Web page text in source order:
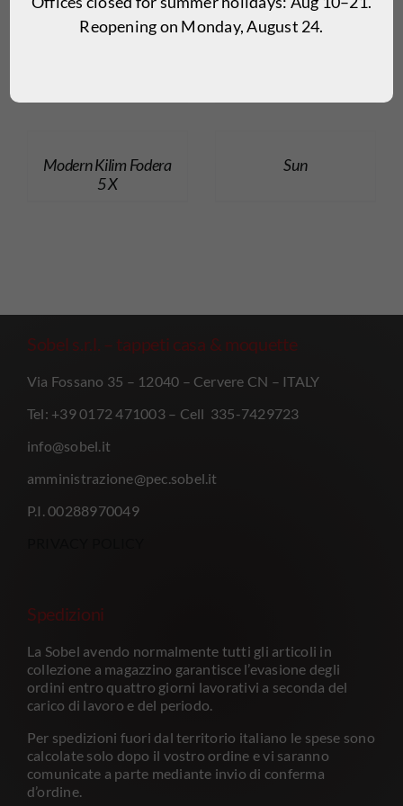
Alice 1330
Modern Kilim Fodera
5 X
Sun
Sobel s.r.l. – tappeti casa & moquette
Via Fossano 35 – 12040 – Cervere CN – ITALY
Tel: +39 0172 471003 – Cell 335-7429723
info@sobel.it
amministrazione@pec.sobel.it
P.I. 00288970049
Spedizioni
La Sobel avendo normalmente tutti gli articoli in
collezione a magazzino garantisce l’evasione degli
ordini entro quattro giorni lavorativi a seconda del
carico di lavoro e del periodo.
Per spedizioni fuori dal territorio italiano le spese sono
calcolate solo dopo il vostro ordine e vi saranno
comunicate a parte mediante invio di conferma
d’ordine.
Reopening on Monday, August 24.